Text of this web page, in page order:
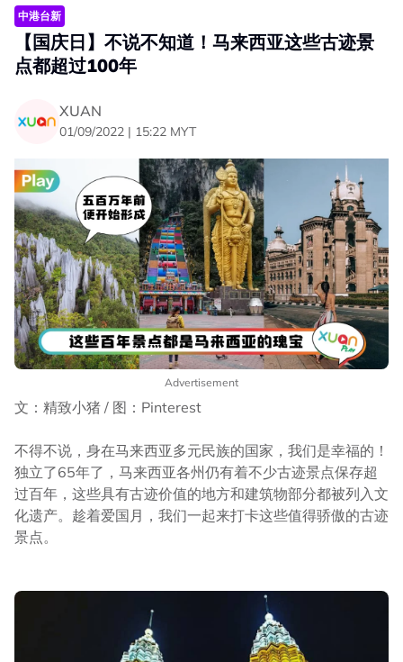
中港台新
【国庆日】不说不知道！马来西亚这些古迹景
点都超过100年
XUAN
01/09/2022 | 15:22 MYT
Advertisement
文：精致小猪 / 图：Pinterest
不得不说，身在马来西亚多元民族的国家，我们是幸福的！
独立了65年了，马来西亚各州仍有着不少古迹景点保存超
过百年，这些具有古迹价值的地方和建筑物部分都被列入文
化遗产。趁着爱国月，我们一起来打卡这些值得骄傲的古迹
景点。